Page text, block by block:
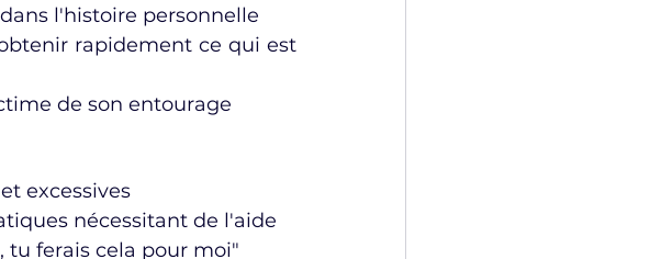
l'histoire personnelle
rapidement ce qui est
de son entourage
excessives
nécessitant de l'aide
tu ferais cela pour moi"